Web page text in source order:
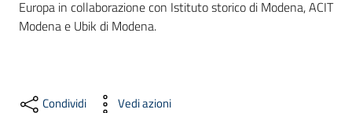
Notizie
Europa in collaborazione con Istituto storico di Modena, ACIT
Modena e Ubik di Modena.
Condividi Vedi azioni